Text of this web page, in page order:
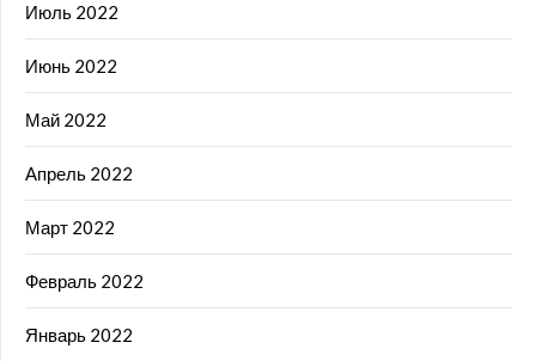
Июль 2022
Июнь 2022
Май 2022
Апрель 2022
Март 2022
Февраль 2022
Январь 2022